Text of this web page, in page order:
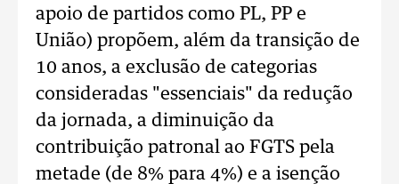
apoio de partidos como PL, PP e
União) propõem, além da transição de
10 anos, a exclusão de categorias
consideradas "essenciais" da redução
da jornada, a diminuição da
contribuição patronal ao FGTS pela
metade (de 8% para 4%) e a isenção